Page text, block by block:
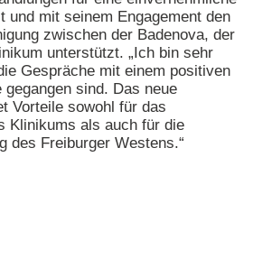
und mit seinem Engagement den
zwischen der Badenova, der
unterstützt. „Ich bin sehr
Gespräche mit einem positiven
gegangen sind. Das neue
Vorteile sowohl für das
Klinikums als auch für die
des Freiburger Westens.“